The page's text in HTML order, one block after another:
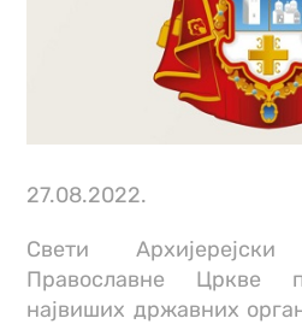
27.08.2022.
Свети
Православне Цркве
највиших државних